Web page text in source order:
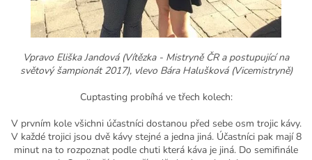
Vpravo Eliška Jandová (Vítězka - Mistryně ČR a postupující na
světový šampionát 2017), vlevo Bára Halušková (Vicemistryně)
Cuptasting probíhá ve třech kolech:
V prvním kole všichni účastníci dostanou před sebe osm trojic kávy.
V každé trojici jsou dvě kávy stejné a jedna jiná. Účastníci pak mají 8
minut na to rozpoznat podle chuti která káva je jiná. Do semifinále